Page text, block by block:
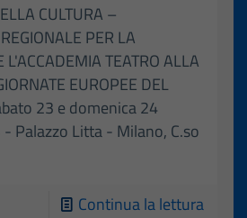
CULTURA –
PER LA
TEATRO ALLA
EUROPEE DEL
23 e domenica 24
Palazzo Litta - Milano, C.so
Continua la lettura-